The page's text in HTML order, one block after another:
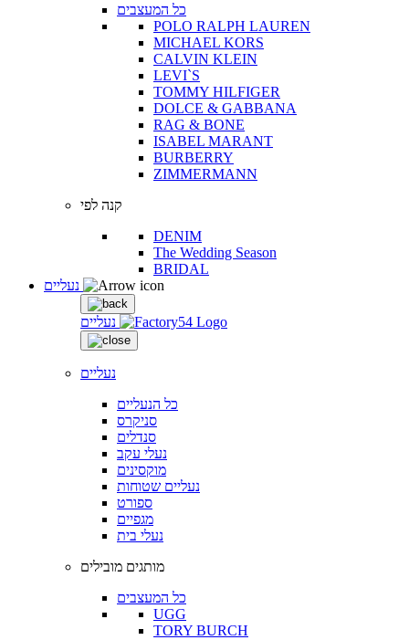
כל המעצבים
POLO RALPH LAUREN
MICHAEL KORS
CALVIN KLEIN
LEVI`S
TOMMY HILFIGER
DOLCE & GABBANA
RAG & BONE
ISABEL MARANT
BURBERRY
ZIMMERMANN
קנה לפי
DENIM
The Wedding Season
BRIDAL
נעליים
נעליים
כל הנעליים
סניקרס
סנדלים
נעלי עקב
מוקסינים
נעליים שטוחות
ספורט
מגפיים
נעלי בית
מותגים מובילים
כל המעצבים
UGG
TORY BURCH